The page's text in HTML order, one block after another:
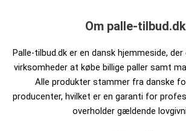
Om palle-tilbud.dk
Palle-tilbud.dk er en dansk hjemmeside,
virksomheder at købe billige paller samt
Alle produkter stammer fra danske
producenter, hvilket er en garanti for
overholder gældende